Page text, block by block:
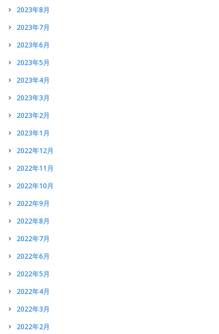
2023年8月
2023年7月
2023年6月
2023年5月
2023年4月
2023年3月
2023年2月
2023年1月
2022年12月
2022年11月
2022年10月
2022年9月
2022年8月
2022年7月
2022年6月
2022年5月
2022年4月
2022年3月
2022年2月